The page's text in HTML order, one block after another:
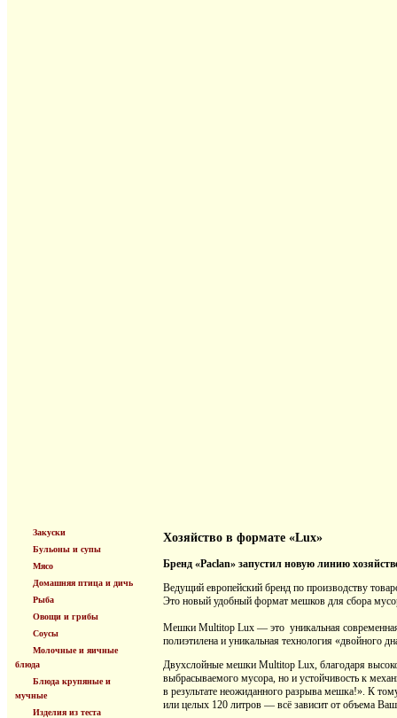
Закуски
Бульоны и супы
Мясо
Домашняя птица и дичь
Рыба
Овощи и грибы
Соусы
Молочные и яичные
блюда
Блюда крупяные и
мучные
Изделия из теста
Хозяйство в формате «Lux»
Бренд «Paclan» запустил новую линию
Ведущий европейский бренд по производству
Это новый удобный формат мешков для сбора
Мешки Multitop Lux — это уникальная современная
полиэтилена и уникальная технология «двойного
Двухслойные мешки Multitop Lux, благодаря
выбрасываемого мусора, но и устойчивость к
в результате неожиданного разрыва мешка!». К
или целых 120 литров — всё зависит от объема